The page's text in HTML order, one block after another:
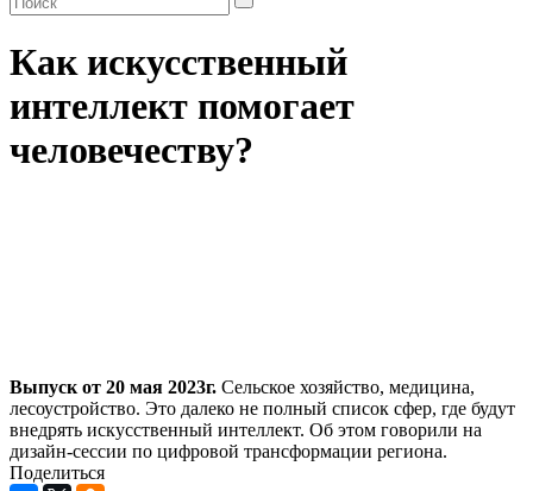
Как искусственный
интеллект помогает
человечеству?
Выпуск от 20 мая 2023г. Сельское хозяйство, медицина,
лесоустройство. Это далеко не полный список сфер, где будут
внедрять искусственный интеллект. Об этом говорили на
дизайн-сессии по цифровой трансформации региона.
Поделиться